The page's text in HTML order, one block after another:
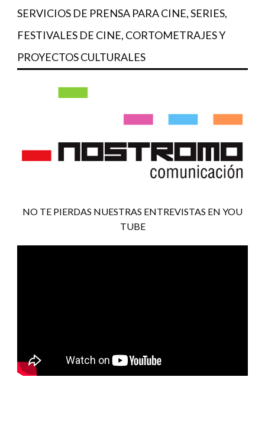
SERVICIOS DE PRENSA PARA CINE, SERIES,
FESTIVALES DE CINE, CORTOMETRAJES Y
PROYECTOS CULTURALES
NO TE PIERDAS NUESTRAS ENTREVISTAS EN YOU
TUBE